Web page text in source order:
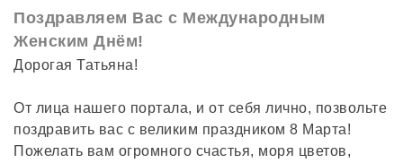
Поздравляем Вас с Международным
Женским Днём!
Дорогая Татьяна!
От лица нашего портала, и от себя лично, позвольте
поздравить вас с великим праздником 8 Марта!
Пожелать вам огромного счастья, моря цветов,